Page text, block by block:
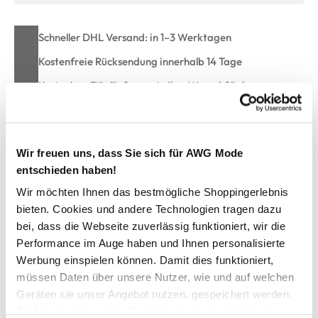
Wir freuen uns, dass Sie sich für AWG Mode
entschieden haben!
Wir möchten Ihnen das bestmögliche Shoppingerlebnis
bieten. Cookies und andere Technologien tragen dazu
bei, dass die Webseite zuverlässig funktioniert, wir die
Performance im Auge haben und Ihnen personalisierte
Werbung einspielen können. Damit dies funktioniert,
müssen Daten über unsere Nutzer, wie und auf welchen
Geräten sie unser Angebot nutzen, gespeichert werden.
Schneller DHL Versand: in 1–3 Werktagen
Kostenfreie Rücksendung innerhalb 14 Tage
Kostenlose Filiallieferung in Ihre Wunschfiliale
Vero Moda VMSIMONE LS NORDIC Pullover
wunderschöner Damen Strickpullover von Vero Moda
mit Rundhals-Ausschnitt
effektvolles Norweger Muster
Bündchen an den Ärmeln und am Saum
super weiches Material